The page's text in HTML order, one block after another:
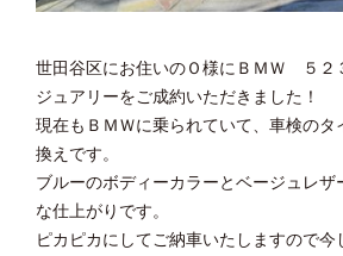
世田谷区にお住いのＯ様にＢＭＷ ５
ジュアリーをご成約いただきました！
現在もＢＭＷに乗られていて、車検のタ
換えです。
ブルーのボディーカラーとベージュレザ
な仕上がりです。
ピカピカにしてご納車いたしますので今